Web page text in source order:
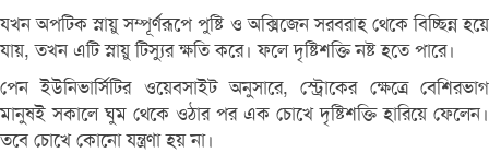
যখন অপটিক স্নায়ু সম্পূর্ণরূপে পুষ্টি ও অক্সিজেন সরবরাহ থেকে বিচ্ছিন্ন হয়ে
যায়, তখন এটি স্নায়ু টিস্যুর ক্ষতি করে। ফলে দৃষ্টিশক্তি নষ্ট হতে পারে।
পেন ইউনিভার্সিটির ওয়েবসাইট অনুসারে, স্ট্রোকের ক্ষেত্রে বেশিরভাগ
মানুষই সকালে ঘুম থেকে ওঠার পর এক চোখে দৃষ্টিশক্তি হারিয়ে ফেলেন।
তবে চোখে কোনো যন্ত্রণা হয় না।